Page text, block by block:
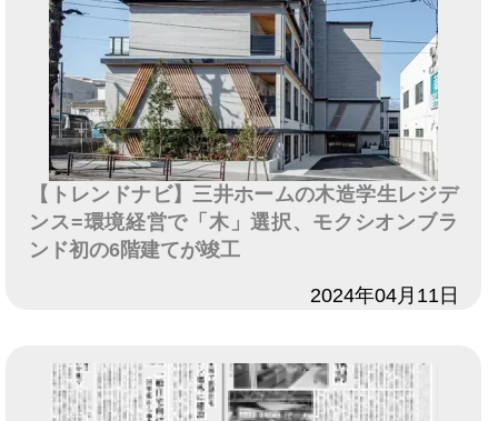
【トレンドナビ】三井ホームの木造学生レジデ
ンス=環境経営で「木」選択、モクシオンブラ
ンド初の6階建てが竣工
2024年04月11日